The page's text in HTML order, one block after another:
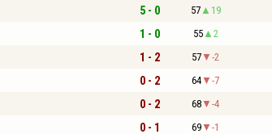
5 - 0 57 19
1 - 0 55 2
1 - 2 57 -2
0 - 2 64 -7
0 - 2 68 -4
0 - 1 69 -1